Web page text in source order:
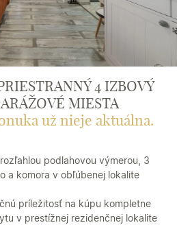
4 IZBOVÝ
MIESTA
už nieje aktuálna.
podlahovou výmerou, 3
a komora v obľúbenej lokalite
príležitosť na kúpu kompletne
v prestížnej rezidenčnej lokalite